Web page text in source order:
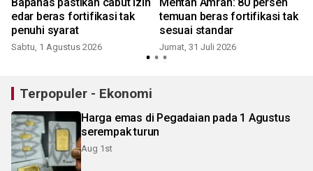
edar beras fortifikasi tak
penuhi syarat
Sabtu, 1 Agustus 2026
temuan beras fortifikasi tak
sesuai standar
Jumat, 31 Juli 2026
Terpopuler - Ekonomi
Harga emas di Pegadaian pada 1 Agustus
serempak turun
Aug 1st